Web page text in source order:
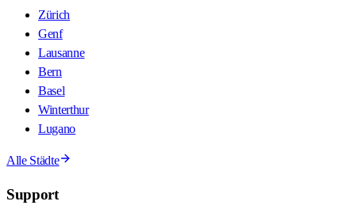
Zürich
Genf
Lausanne
Bern
Basel
Winterthur
Lugano
Alle Städte
Support